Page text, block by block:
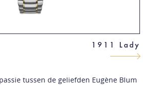
1911 Lady
tussen de geliefden Eugène Blum